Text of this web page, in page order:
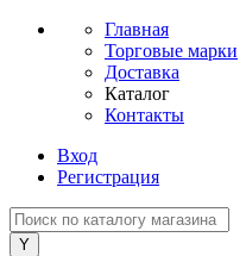
Главная
Торговые марки
Доставка
Каталог
Контакты
Вход
Регистрация